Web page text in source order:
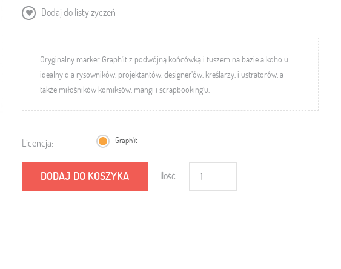
Dodaj do listy życzeń
Oryginalny marker Graph'it z podwójną końcówką i tuszem na bazie alkoholu
idealny dla rysowników, projektantów, designer’ów, kreślarzy, ilustratorów, a
także miłośników komiksów, mangi i scrapbooking’u.
Licencja: Graph'it
DODAJ DO KOSZYKA Ilość: